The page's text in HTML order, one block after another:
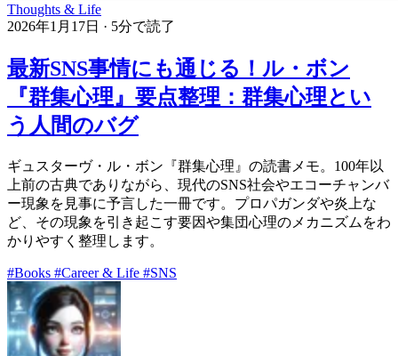
Thoughts & Life
2026年1月17日 · 5分で読了
最新SNS事情にも通じる！ル・ボン
『群集心理』要点整理：群集心理とい
う人間のバグ
ギュスターヴ・ル・ボン『群集心理』の読書メモ。100年以
上前の古典でありながら、現代のSNS社会やエコーチャンバ
ー現象を見事に予言した一冊です。プロパガンダや炎上な
ど、その現象を引き起こす要因や集団心理のメカニズムをわ
かりやすく整理します。
#Books #Career & Life #SNS